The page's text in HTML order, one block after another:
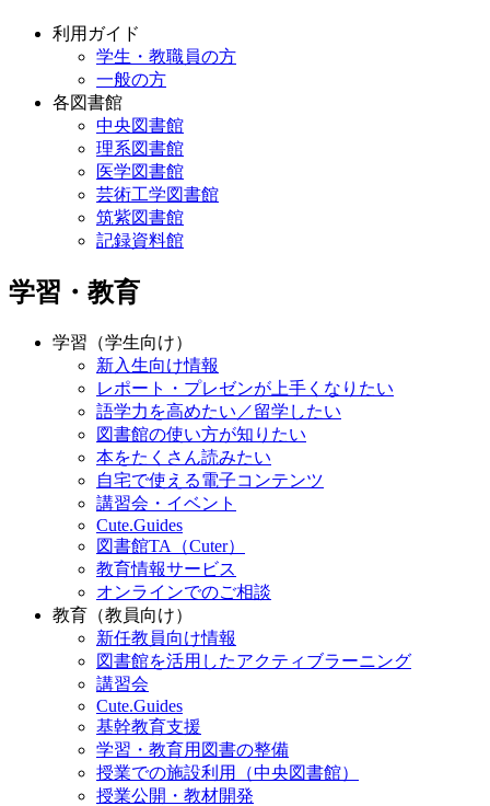
利用ガイド
学生・教職員の方
一般の方
各図書館
中央図書館
理系図書館
医学図書館
芸術工学図書館
筑紫図書館
記録資料館
学習・教育
学習（学生向け）
新入生向け情報
レポート・プレゼンが上手くなりたい
語学力を高めたい／留学したい
図書館の使い方が知りたい
本をたくさん読みたい
自宅で使える電子コンテンツ
講習会・イベント
Cute.Guides
図書館TA（Cuter）
教育情報サービス
オンラインでのご相談
教育（教員向け）
新任教員向け情報
図書館を活用したアクティブラーニング
講習会
Cute.Guides
基幹教育支援
学習・教育用図書の整備
授業での施設利用（中央図書館）
授業公開・教材開発